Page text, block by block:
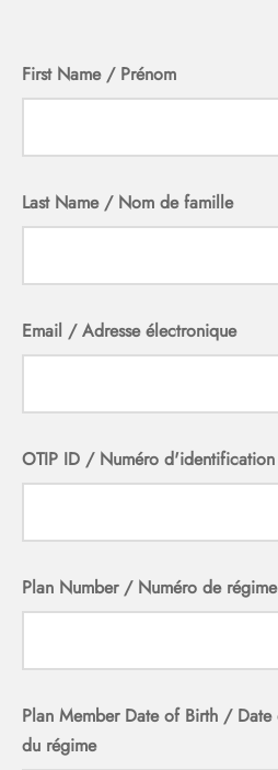
First Name / Prénom
Last Name / Nom de famille
Email / Adresse électronique
OTIP ID / Numéro
Plan Number / Numéro de régime
Plan Member Date of Birth / Date
du régime